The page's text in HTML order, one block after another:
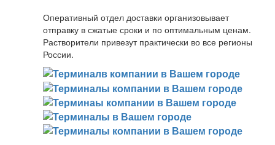
Оперативный отдел доставки организовывает
отправку в сжатые сроки и по оптимальным ценам.
Растворители привезут практически во все регионы
России.